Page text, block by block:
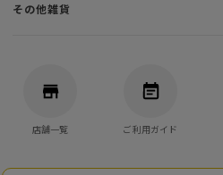
その他雑貨
店舗一覧 ご利用ガイド